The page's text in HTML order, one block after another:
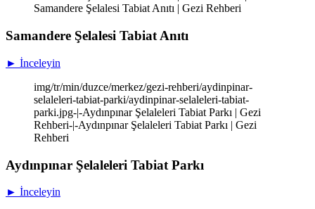
Samandere Şelalesi Tabiat Anıtı | Gezi Rehberi
Samandere Şelalesi Tabiat Anıtı
► İnceleyin
img/tr/min/duzce/merkez/gezi-rehberi/aydinpinar-
selaleleri-tabiat-parki/aydinpinar-selaleleri-tabiat-
parki.jpg-|-Aydınpınar Şelaleleri Tabiat Parkı | Gezi
Rehberi-|-Aydınpınar Şelaleleri Tabiat Parkı | Gezi
Rehberi
Aydınpınar Şelaleleri Tabiat Parkı
► İnceleyin